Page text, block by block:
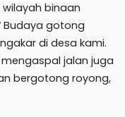
binaan
Budaya gotong
di desa kami.
jalan juga
bergotong royong,